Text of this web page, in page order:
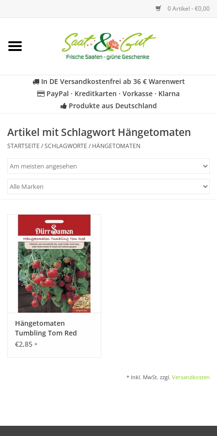
0 Artikel - €0,00
Startseite
Kräuter
Für Kinder
Katalog
In DE Versandkostenfrei ab 36 € Warenwert
PayPal · Kreditkarten · Vorkasse · Klarna
Produkte aus Deutschland
Artikel mit Schlagwort Hängetomaten
STARTSEITE /SCHLAGWORTE / HÄNGETOMATEN
Hängetomaten
Tumbling Tom Red
€2,85 *
* Inkl. MwSt. zzgl. Versandkosten